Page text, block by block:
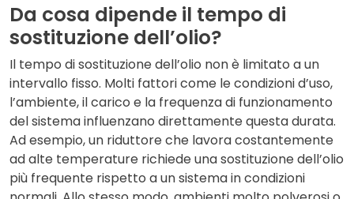
Da cosa dipende il tempo di
sostituzione dell’olio?
Il tempo di sostituzione dell’olio non è limitato a un
intervallo fisso. Molti fattori come le condizioni d’uso,
l’ambiente, il carico e la frequenza di funzionamento
del sistema influenzano direttamente questa durata.
Ad esempio, un riduttore che lavora costantemente
ad alte temperature richiede una sostituzione dell’olio
più frequente rispetto a un sistema in condizioni